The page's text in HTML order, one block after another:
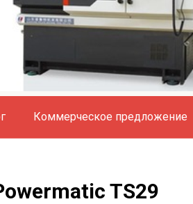
Коммерческое предложение
TS29